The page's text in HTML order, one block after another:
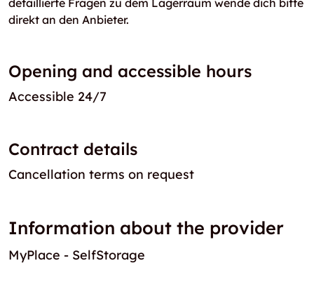
detaillierte Fragen zu dem Lagerraum wende dich bitte
direkt an den Anbieter.
Opening and accessible hours
Accessible 24/7
Contract details
Cancellation terms on request
Information about the provider
MyPlace - SelfStorage